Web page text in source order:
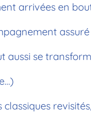
arrivées en
assuré
aussi se